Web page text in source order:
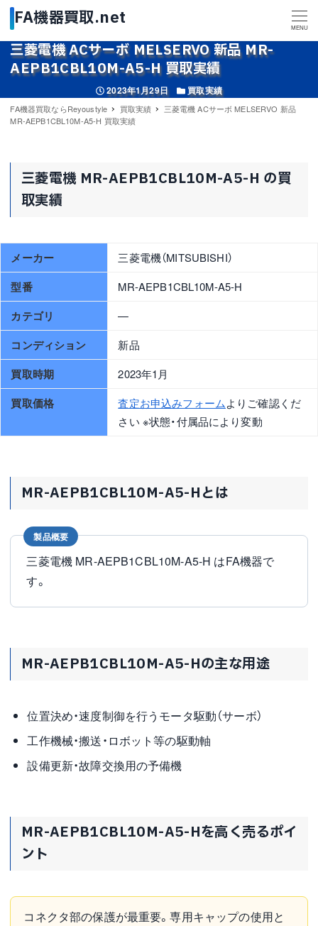
MENU
三菱電機 ACサーボ MELSERVO 新品 MR-
AEPB1CBL10M-A5-H 買取実績
投稿日
2023年1月29日 カテゴリー
買取実績
FA機器買取ならReyoustyle 買取実績
三菱電機 ACサーボ MELSERVO 新品
MR-AEPB1CBL10M-A5-H 買取実績
三菱電機 MR-AEPB1CBL10M-A5-H の買
取実績
メーカー 三菱電機（MITSUBISHI）
型番 MR-AEPB1CBL10M-A5-H
カテゴリ —
コンディション 新品
買取時期 2023年1月
買取価格 査定お申込みフォームよりご確認くだ
さい ※状態・付属品により変動
MR-AEPB1CBL10M-A5-Hとは
製品概要
三菱電機 MR-AEPB1CBL10M-A5-H はFA機器で
す。
MR-AEPB1CBL10M-A5-Hの主な用途
位置決め・速度制御を行うモータ駆動（サーボ）
工作機械・搬送・ロボット等の駆動軸
設備更新・故障交換用の予備機
MR-AEPB1CBL10M-A5-Hを高く売るポイ
ント
コネクタ部の保護が最重要。専用キャップの使用と